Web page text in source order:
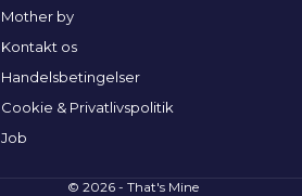
Mother by
Kontakt os
Handelsbetingelser
Cookie & Privatlivspolitik
Job
© 2026 - That's Mine